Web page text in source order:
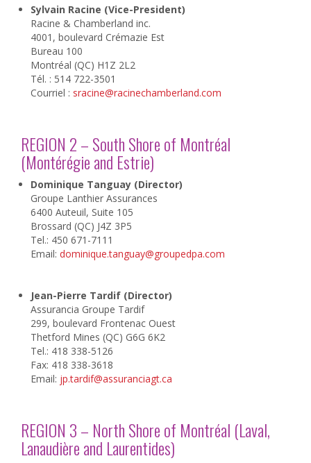
Sylvain Racine (Vice-President)
Racine & Chamberland inc.
4001, boulevard Crémazie Est
Bureau 100
Montréal (QC) H1Z 2L2
Tél. : 514 722-3501
Courriel : sracine@racinechamberland.com
REGION 2 – South Shore of Montréal
(Montérégie and Estrie)
Dominique Tanguay (Director)
Groupe Lanthier Assurances
6400 Auteuil, Suite 105
​Brossard (QC) J4Z 3P5
Tel.: 450 671-7111
Email: dominique.tanguay@groupedpa.com
Jean-Pierre Tardif (Director)
Assurancia Groupe Tardif
299, boulevard Frontenac Ouest
Thetford Mines (QC) G6G 6K2
Tel.: 418 338-5126
Fax: 418 338-3618
Email: jp.tardif@assuranciagt.ca
REGION 3 – North Shore of Montréal (Laval,
Lanaudière and Laurentides)